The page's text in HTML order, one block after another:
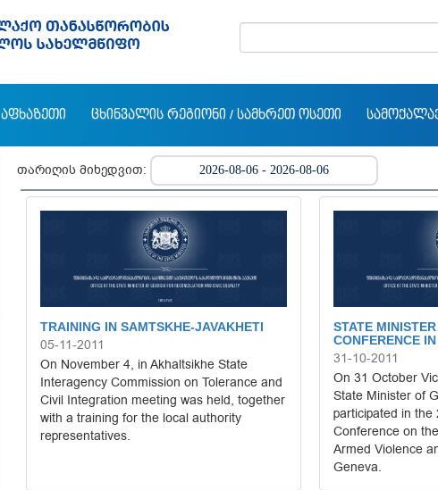
ᲐᲤᲮᲐᲖᲔᲗᲘ ᲪᲮᲘᲜᲕᲐᲚᲘᲡ ᲠᲔᲒᲘᲝᲜᲘ / ᲡᲐᲛᲮᲠᲔᲗ ᲝᲡᲔᲗᲘ
თარიღის მიხედვით:
TRAINING IN SAMTSKHE-JAVAKHETI
05-11-2011
On November 4, in Akhaltsikhe State
Interagency Commission on Tolerance and
Civil Integration meeting was held, together
with a training for the local authority
representatives.
STATE
CONFERENCE
31-10-2011
On 31 October
State Minister of
participated in
Conference on
Armed Violence
Geneva.